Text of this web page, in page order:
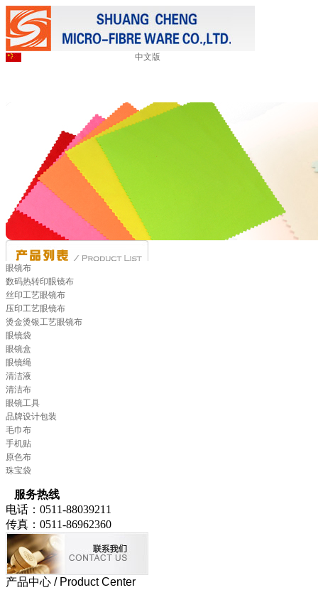
中文版
眼镜布
数码热转印眼镜布
丝印工艺眼镜布
压印工艺眼镜布
烫金烫银工艺眼镜布
眼镜袋
眼镜盒
眼镜绳
清洁液
清洁布
眼镜工具
品牌设计包装
毛巾布
手机贴
原色布
珠宝袋
服务热线
电话：0511-88039211
传真：0511-86962360
产品中心 / Product Center